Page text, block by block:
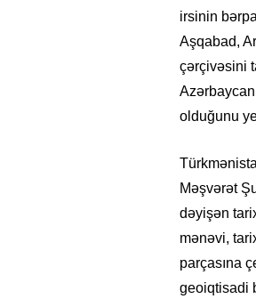
irsinin
Aşqabad,
çərçivəsini
olduğunu
Məşvərət
dəyişən
mənəvi,
parçasına
geoiqtisadi